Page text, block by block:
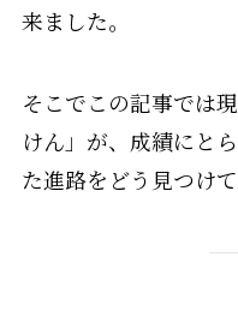
来ました。
そこでこの記事では
けん」が、成績にと
た進路をどう見つけ